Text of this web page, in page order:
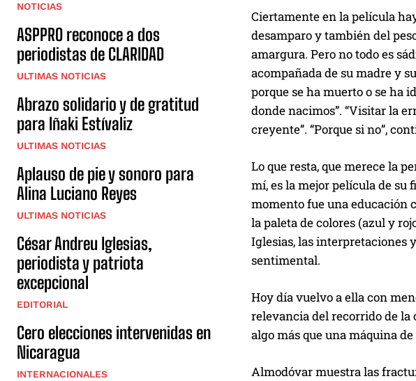
NOTICIAS
ASPPRO reconoce a dos
periodistas de CLARIDAD
ULTIMAS NOTICIAS
Abrazo solidario y de gratitud
para Iñaki Estívaliz
ULTIMAS NOTICIAS
Aplauso de pie y sonoro para
Alina Luciano Reyes
ULTIMAS NOTICIAS
César Andreu Iglesias,
periodista y patriota
excepcional
EDITORIAL
Cero elecciones intervenidas en
Nicaragua
INTERNACIONALES
Ciertamente en la película
desamparo y también del
amargura. Pero no todo es
acompañada de su madre y
porque se ha muerto o se ha
donde nacimos”. “Visitar la
creyente”. “Porque si no”,
Lo que resta, que merece la
mí, es la mejor película de su
momento fue una educación
la paleta de colores (azul y
Iglesias, las interpretaciones
sentimental.
Hoy día vuelvo a ella con
relevancia del recorrido de la
algo más que una máquina
Almodóvar muestra las